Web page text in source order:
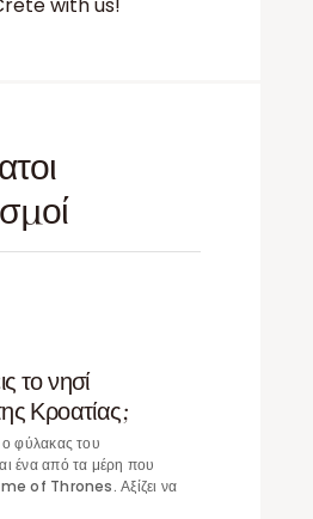
το νησί
Κροατίας;
ένα από τα μέρη που
of Thrones. Αξίζει να